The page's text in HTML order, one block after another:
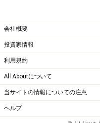
会社概要
投資家情報
利用規約
All Aboutについて
当サイトの情報についての注意
ヘルプ